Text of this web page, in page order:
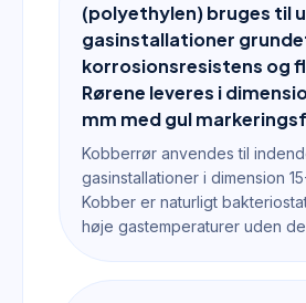
(polyethylen) bruges til
gasinstallationer
korrosionsresistens og
Rørene leveres i
mm med gul
Kobberrør anvendes til
gasinstallationer i dimension
Kobber er naturligt
høje gastemperaturer uden